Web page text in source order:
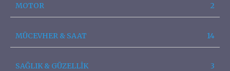
MOTOR 2
MÜCEVHER & SAAT 14
SAĞLIK & GÜZELLİK 3